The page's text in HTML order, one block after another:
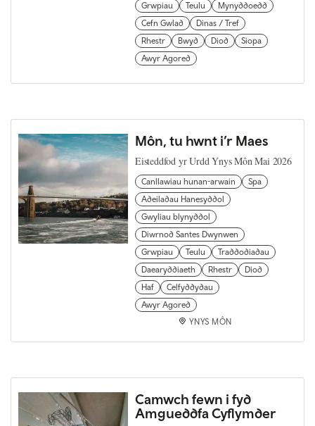
Grwpiau
Teulu
Mynyddoedd
Cefn Gwlad
Dinas / Tref
Rhestr
Bwyd Diod
Siopa
Awyr Agored
Môn, tu hwnt i’r Maes
Eisteddfod yr Urdd Ynys Môn Mai 2026
Canllawiau hunan-arwain
Spa
Adeiladau Hanesyddol
Gwyliau blynyddol
Diwrnod Santes Dwynwen
Grwpiau
Teulu
Traddodiadau
Daearyddiaeth
Rhestr
Diod
Haf
Celfyddydau
Awyr Agored
YNYS MÔN
Camwch fewn i fyd
Amgueddfa Cyflymder